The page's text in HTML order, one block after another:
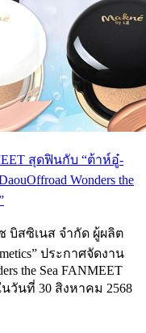
สุดฟินกับ “ต้าห์อู๋-
Wonders the
บิสซิเนส จำกัด ผู้ผลิต
ประกาศจัดงาน
the Sea FANMEET
วันที่ 30 สิงหาคม 2568